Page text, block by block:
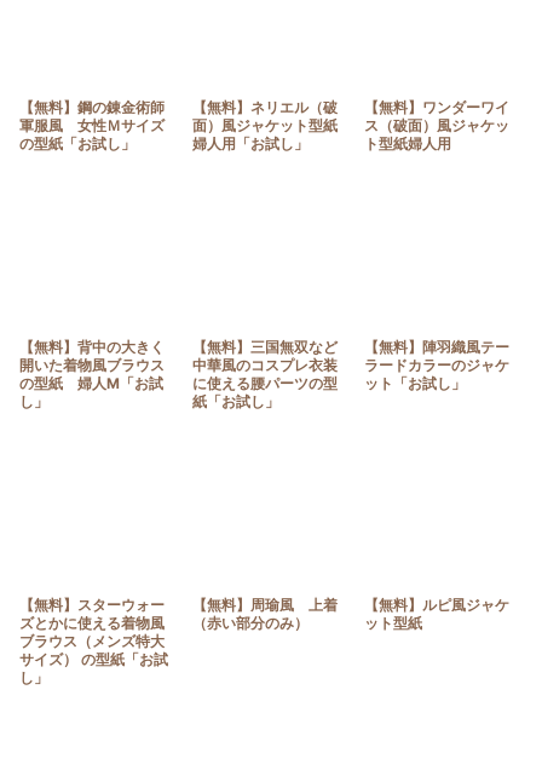
【無料】鋼の錬金術師
軍服風 女性Ｍサイズ
の型紙「お試し」
【無料】ネリエル（破
面）風ジャケット型紙
婦人用「お試し」
【無料】ワンダーワイ
ス（破面）風ジャケッ
ト型紙婦人用
【無料】背中の大きく
開いた着物風ブラウス
の型紙 婦人M「お試
し」
【無料】三国無双など
中華風のコスプレ衣装
に使える腰パーツの型
紙「お試し」
【無料】陣羽織風テー
ラードカラーのジャケ
ット「お試し」
【無料】スターウォー
ズとかに使える着物風
ブラウス（メンズ特大
サイズ） の型紙「お試
し」
【無料】周瑜風 上着
（赤い部分のみ）
【無料】ルピ風ジャケ
ット型紙